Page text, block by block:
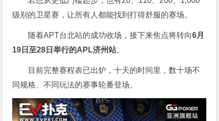
级别的卫星赛，让所有人都能找到打得舒服的赛场。
随着APT台北站的成功收场，接下来焦点将转向6月
19 日至28 日举行的APL济州站。
目前完整赛程表已出炉，十天的时间里，数十场不
同规格、不同玩法的赛事轮番登场。